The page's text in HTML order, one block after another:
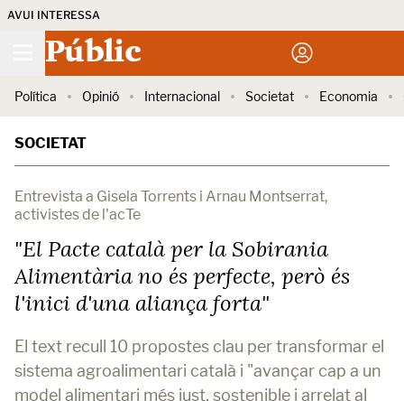
AVUI INTERESSA
Públic
Política Opinió Internacional Societat Economia
SOCIETAT
Entrevista a Gisela Torrents i Arnau Montserrat,
activistes de l'acTe
"El Pacte català per la Sobirania
Alimentària no és perfecte, però és
l'inici d'una aliança forta"
El text recull 10 propostes clau per transformar el
sistema agroalimentari català i "avançar cap a un
model alimentari més just, sostenible i arrelat al